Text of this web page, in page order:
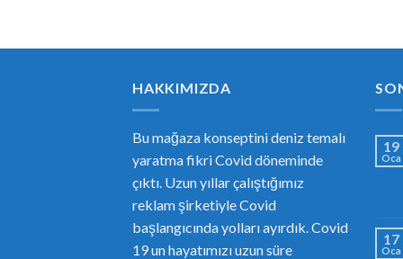
HAKKIMIZDA
Bu mağaza konseptini deniz temalı
yaratma fikri Covid döneminde
çıktı. Uzun yıllar çalıştığımız
reklam şirketiyle Covid
başlangıcında yolları ayırdık. Covid
19 un hayatımızı uzun süre
19
Oca
17
Oca